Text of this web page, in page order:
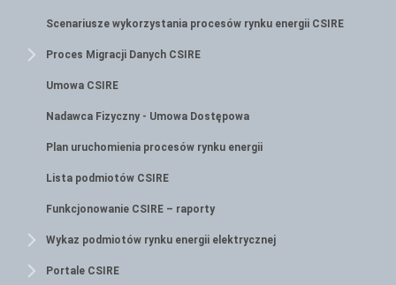
Scenariusze wykorzystania procesów rynku energii CSIRE
Proces Migracji Danych CSIRE
Umowa CSIRE
Nadawca Fizyczny - Umowa Dostępowa
Plan uruchomienia procesów rynku energii
Lista podmiotów CSIRE
Funkcjonowanie CSIRE – raporty
Wykaz podmiotów rynku energii elektrycznej
Portale CSIRE